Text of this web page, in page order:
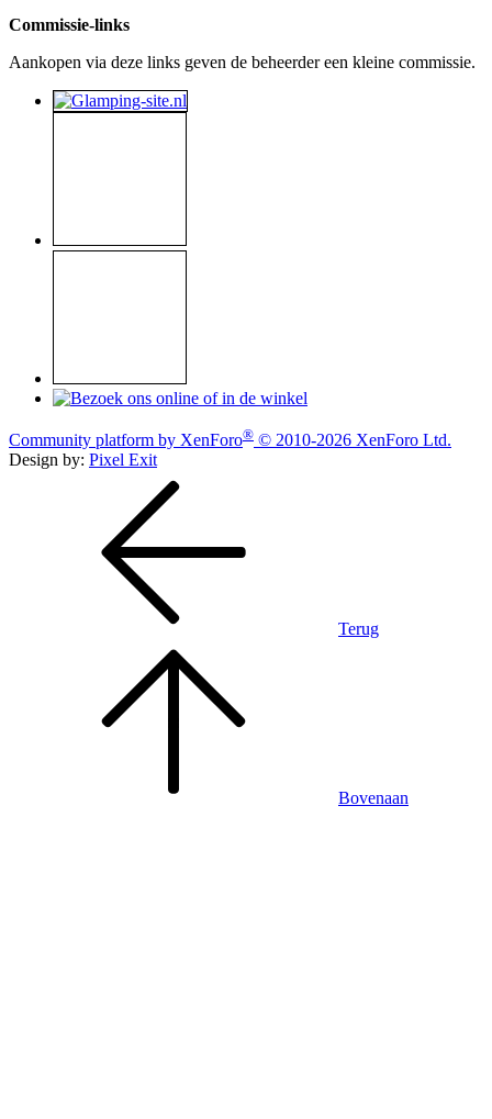
Commissie-links
Aankopen via deze links geven de beheerder een kleine commissie.
Community platform by XenForo® © 2010-2026 XenForo Ltd.
Design by: Pixel Exit
Terug
Bovenaan